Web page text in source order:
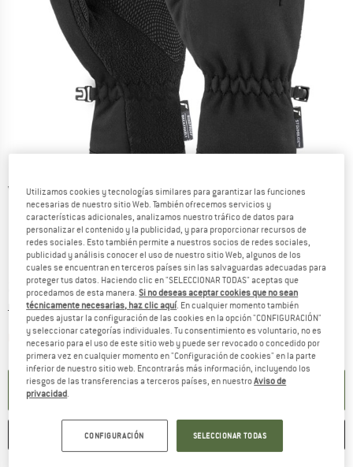
Vistas detalladas
Precio:
29,95€ incl. IVA
más Gastos de envíoInformación sobre los gastos de envío. Se abre en
Lo sentimos, actualmente este artículo se encuentra agotadoEl enlace
RECIBIR NOTIFICACIÓN
GUARDAR COMPARAR
Utilizamos cookies y tecnologías similares para garantizar las funciones
necesarias de nuestro sitio Web. También ofrecemos servicios y
características adicionales, analizamos nuestro tráfico de datos para
personalizar el contenido y la publicidad, y para proporcionar recursos de
redes sociales. Esto también permite a nuestros socios de redes sociales,
publicidad y análisis conocer el uso de nuestro sitio Web, algunos de los
cuales se encuentran en terceros países sin las salvaguardas adecuadas para
proteger tus datos. Haciendo clic en "SELECCIONAR TODAS" aceptas que
procedamos de esta manera.Si no deseas aceptar cookies que no sean
técnicamente necesarias, haz clic aquí. En cualquier momento también
puedes ajustar la configuración de las cookies en la opción "CONFIGURACIÓN"
y seleccionar categorías individuales. Tu consentimiento es voluntario, no es
necesario para el uso de este sitio web y puede ser revocado o concedido por
primera vez en cualquier momento en "Configuración de cookies" en la parte
inferior de nuestro sitio web. Encontrarás más información, incluyendo los
riesgos de las transferencias a terceros países, en nuestroAviso de
privacidad
CONFIGURACIÓN SELECCIONAR TODAS